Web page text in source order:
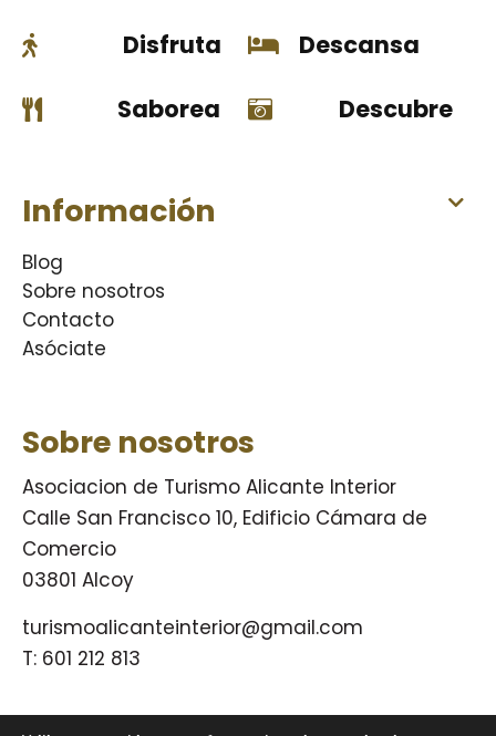
Disfruta
Saborea
Descansa
Descubre
Información
Blog
Sobre nosotros
Contacto
Asóciate
Sobre nosotros
Asociacion de Turismo Alicante Interior
Calle San Francisco 10, Edificio Cámara de
Comercio
03801 Alcoy
turismoalicanteinterior@gmail.com
T: 601 212 813